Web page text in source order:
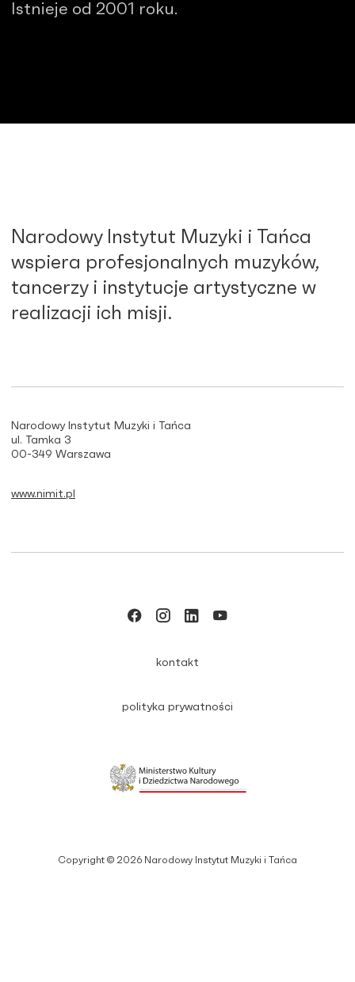
Istnieje od 2001 roku.
Narodowy Instytut Muzyki i Tańca
wspiera profesjonalnych muzyków,
tancerzy i instytucje artystyczne w
realizacji ich misji.
Narodowy Instytut Muzyki i Tańca
ul. Tamka 3
00-349 Warszawa
www.nimit.pl
Copyright © 2026 Narodowy Instytut Muzyki i Tańca
kontakt
polityka prywatności